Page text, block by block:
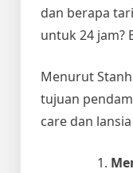
dan berapa
untuk 24 jam?
Menurut
tujuan
care dan